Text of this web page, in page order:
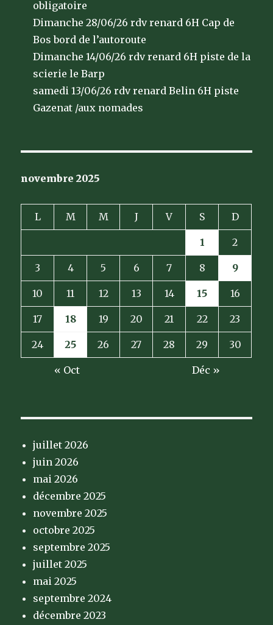
obligatoire
Dimanche 28/06/26 rdv renard 6H Cap de
Bos bord de l’autoroute
Dimanche 14/06/26 rdv renard 6H piste de la
scierie le Barp
samedi 13/06/26 rdv renard Belin 6H piste
Gazenat /aux nomades
novembre 2025
L M M J V S D
1 2
3 4 5 6 7 8 9
10 11 12 13 14 15 16
17 18 19 20 21 22 23
24 25 26 27 28 29 30
« Oct Déc »
juillet 2026
juin 2026
mai 2026
décembre 2025
novembre 2025
octobre 2025
septembre 2025
juillet 2025
mai 2025
septembre 2024
décembre 2023